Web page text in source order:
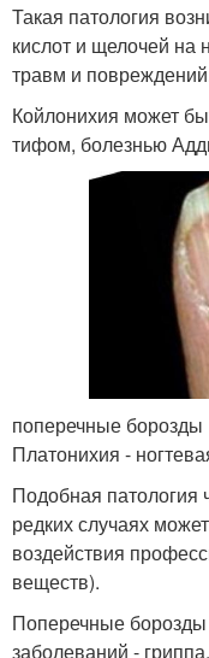
Такая патология
кислот и щелочей на
травм и
Койлонихия может
тифом, болезнью
поперечные борозды
Платонихия -
Подобная патология
редких случаях
воздействия
веществ).
Поперечные
заболеваний -